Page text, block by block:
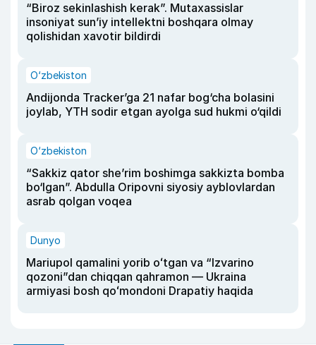
“Biroz sekinlashish kerak”. Mutaxassislar
insoniyat sun’iy intellektni boshqara olmay
qolishidan xavotir bildirdi
O‘zbekiston
Andijonda Tracker’ga 21 nafar bog‘cha bolasini
joylab, YTH sodir etgan ayolga sud hukmi o‘qildi
O‘zbekiston
“Sakkiz qator she’rim boshimga sakkizta bomba
bo‘lgan”. Abdulla Oripovni siyosiy ayblovlardan
asrab qolgan voqea
Dunyo
Mariupol qamalini yorib oʻtgan va “Izvarino
qozoni”dan chiqqan qahramon — Ukraina
armiyasi bosh qoʻmondoni Drapatiy haqida